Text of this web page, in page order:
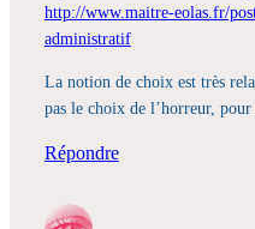
http://www.maitre-eolas.fr/
administratif
La notion de choix est très
pas le choix de l’horreur, pour
Répondre